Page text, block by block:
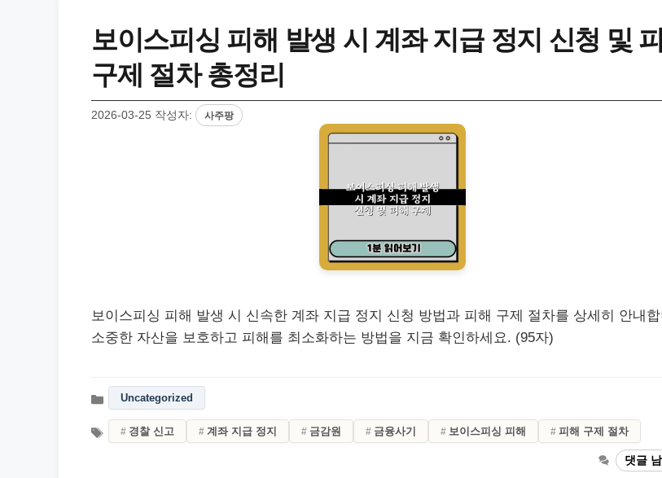
보이스피싱 피해 발생 시 계좌 지급 정지 신청 및
구제 절차 총정리
2026-03-25 작성자: 사주팡
보이스피싱 피해 발생 시 신속한 계좌 지급 정지 신청 방법과 피해 구제 절차를 상세히 안내
소중한 자산을 보호하고 피해를 최소화하는 방법을 지금 확인하세요. (95자)
Uncategorized
경찰 신고 계좌 지급 정지 금감원 금융사기 보이스피싱 피해 피해 구제 절차
댓글 남